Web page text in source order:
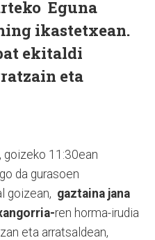
Eguna
ikastetxean.
ekitaldi
eta
goizeko 11:30ean
da gurasoen
goizean, gaztaina jana
ren horma-irudia
eta arratsaldean,